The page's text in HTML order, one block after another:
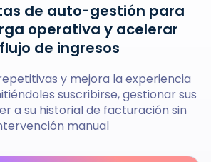
de auto-gestión para
operativa y acelerar
de ingresos
y mejora la experiencia
suscribirse, gestionar sus
a su historial de facturación sin
manual